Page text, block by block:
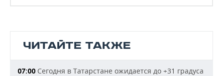
ЧИТАЙТЕ ТАКЖЕ
07:00 Сегодня в Татарстане ожидается до +31 градуса